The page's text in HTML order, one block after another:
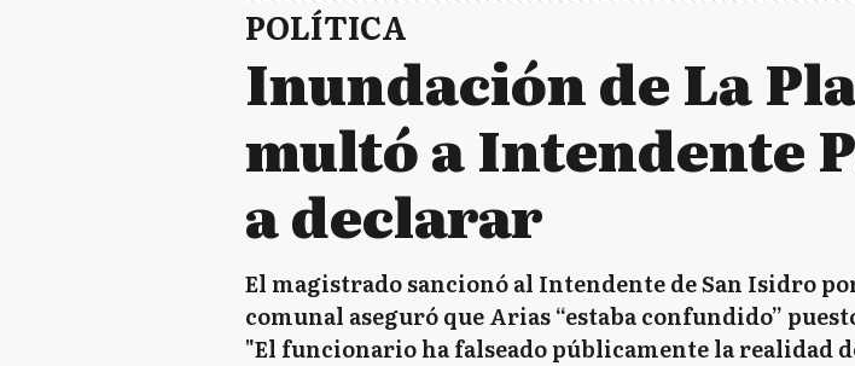
POLÍTICA
Inundación de La
multó a Intendente
a declarar
El magistrado sancionó al Intendente de San Isidro
comunal aseguró que Arias “estaba confundido”
"El funcionario ha falseado públicamente la realidad